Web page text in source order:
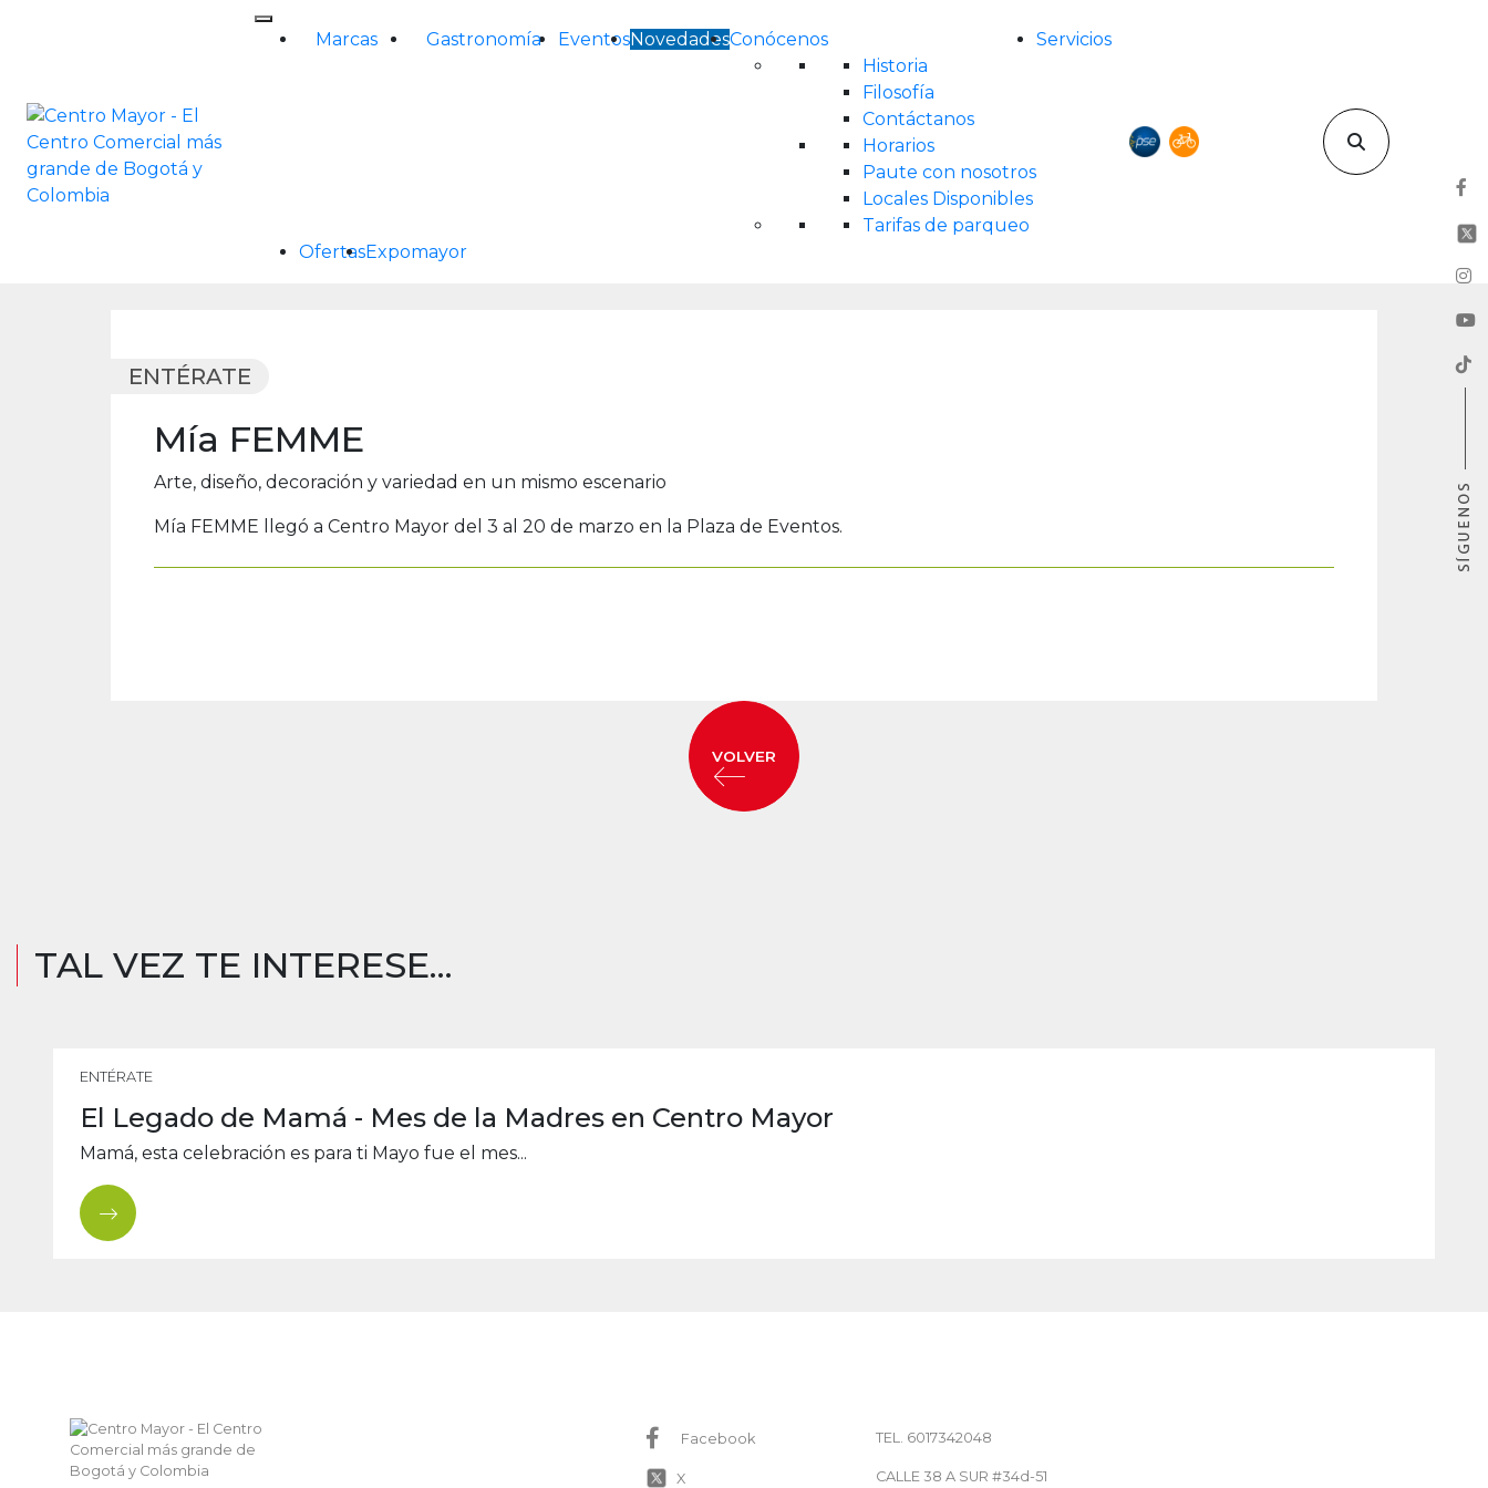
Marcas Gastronomía EventosNovedadesConócenos
Historia
Filosofía
Contáctanos
Horarios
Paute con nosotros
Locales Disponibles
Tarifas de parqueo
Servicios
OfertasExpomayor
ENTÉRATE
Mía FEMME
Arte, diseño, decoración y variedad en un mismo escenario
Mía FEMME llegó a Centro Mayor del 3 al 20 de marzo en la Plaza de Eventos.
VOLVER
TAL VEZ TE INTERESE...
ENTÉRATE
El Legado de Mamá - Mes de la Madres en Centro Mayor
Mamá, esta celebración es para ti Mayo fue el mes...
Facebook
X
TEL. 6017342048
CALLE 38 A SUR #34d-51